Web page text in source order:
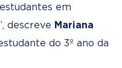
em
descreve Mariana
do 3º ano da